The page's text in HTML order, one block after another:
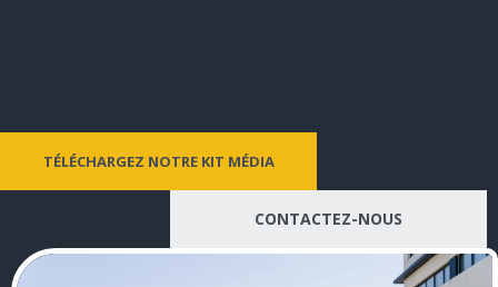
TÉLÉCHARGEZ NOTRE KIT MÉDIA
CONTACTEZ-NOUS